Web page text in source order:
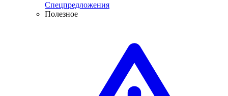
Спецпредложения
Полезное